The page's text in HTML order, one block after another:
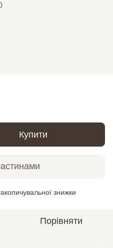
Купити
знижки
Порівняти